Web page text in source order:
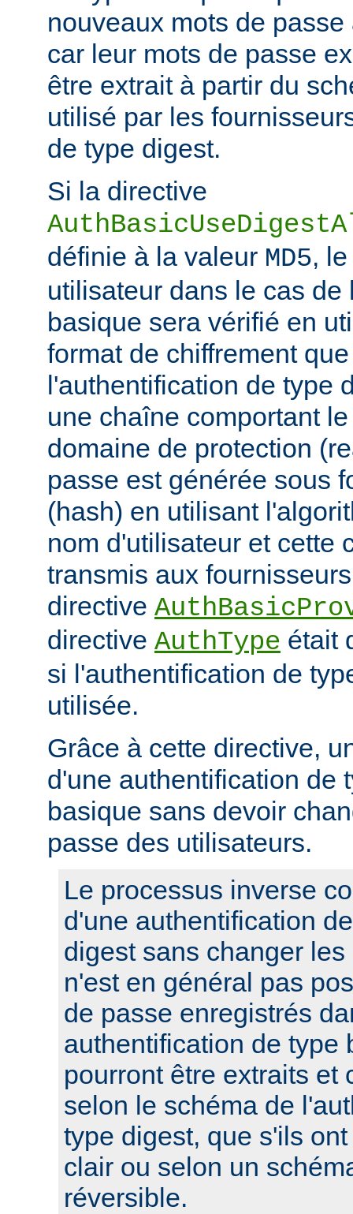
nouveaux mots de
car leur mots de passe
être extrait à partir du
utilisé par les
de type digest.
Si la directive
définie à la valeur MD5,
utilisateur dans le cas de
basique sera vérifié en
format de chiffrement
l'authentification de type
une chaîne comportant
domaine de protection
passe est générée sous
(hash) en utilisant
nom d'utilisateur et cette
transmis aux
directive
directive AuthType était
si l'authentification de
utilisée.
Grâce à cette directive,
d'une authentification de
basique sans devoir
passe des utilisateurs.
Le processus inverse
d'une authentification
digest sans changer
n'est en général pas
de passe enregistrés
authentification de type
pourront être extraits et
selon le schéma de
type digest, que s'ils
clair ou selon un
réversible.